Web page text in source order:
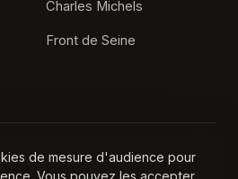
Charles Michels
Front de Seine
Paris 15, Tous droits réservés
de mesure d'audience pour
Vous pouvez les accepter